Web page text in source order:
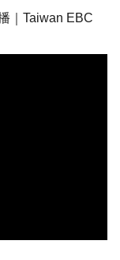
｜Taiwan EBC